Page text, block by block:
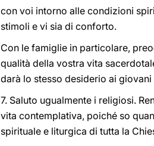
con voi intorno alle condizioni
stimoli e vi sia di conforto.
Con le famiglie in particolare,
qualità della vostra vita
darà lo stesso desiderio ai
7. Saluto ugualmente i religiosi.
vita contemplativa, poiché so
spirituale e liturgica di tutta la